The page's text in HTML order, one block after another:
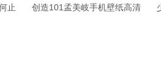
止
创造101孟美岐手机壁纸高清